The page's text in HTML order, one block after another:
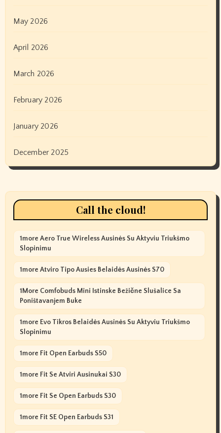
May 2026
April 2026
March 2026
February 2026
January 2026
December 2025
Call the cloud!
1more Aero True Wireless Ausinės Su Aktyviu Triukšmo
Slopinimu
1more Atviro Tipo Ausies Belaidės Ausinės S70
1More Comfobuds Mini Istinske Bežične Slušalice Sa
Poništavanjem Buke
1more Evo Tikros Belaidės Ausinės Su Aktyviu Triukšmo
Slopinimu
1more Fit Open Earbuds S50
1more Fit Se Atviri Ausinukai S30
1more Fit Se Open Earbuds S30
1more Fit SE Open Earbuds S31